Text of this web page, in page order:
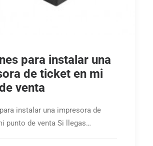
para instalar una
de ticket en mi
venta
instalar una impresora de
punto de venta Si llegas…